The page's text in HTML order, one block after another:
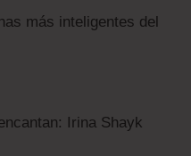
más inteligentes del
Irina Shayk